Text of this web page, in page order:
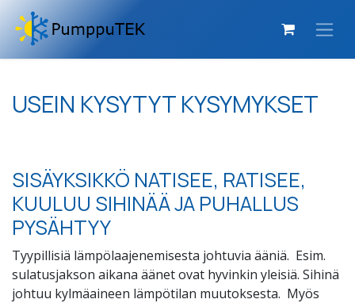
Siirry sisältöön
USEIN KYSYTYT KYSYMYKSET
SISÄYKSIKKÖ NATISEE, RATISEE,
KUULUU SIHINÄÄ JA PUHALLUS
PYSÄHTYY
Tyypillisiä lämpölaajenemisesta johtuvia ääniä. Esim.
sulatusjakson aikana äänet ovat hyvinkin yleisiä. Sihinä
johtuu kylmäaineen lämpötilan muutoksesta. Myös